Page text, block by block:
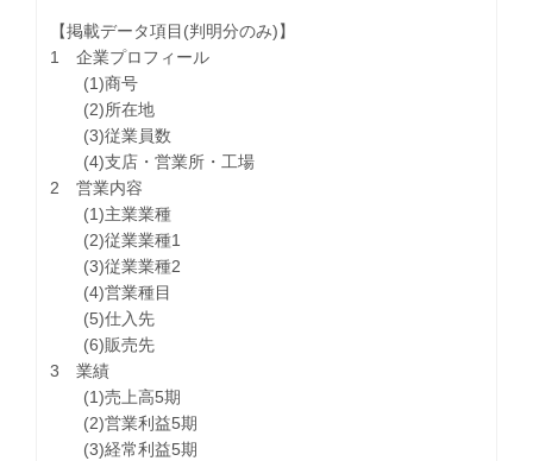
【掲載データ項目(判明分のみ)】
1 企業プロフィール
(1)商号
(2)所在地
(3)従業員数
(4)支店・営業所・工場
2 営業内容
(1)主業業種
(2)従業業種1
(3)従業業種2
(4)営業種目
(5)仕入先
(6)販売先
3 業績
(1)売上高5期
(2)営業利益5期
(3)経常利益5期